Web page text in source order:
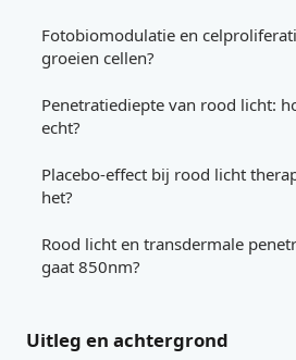
Fotobiomodulatie en
groeien cellen?
Penetratiediepte van rood licht:
echt?
Placebo-effect bij rood licht
het?
Rood licht en transdermale
gaat 850nm?
Uitleg en achtergrond